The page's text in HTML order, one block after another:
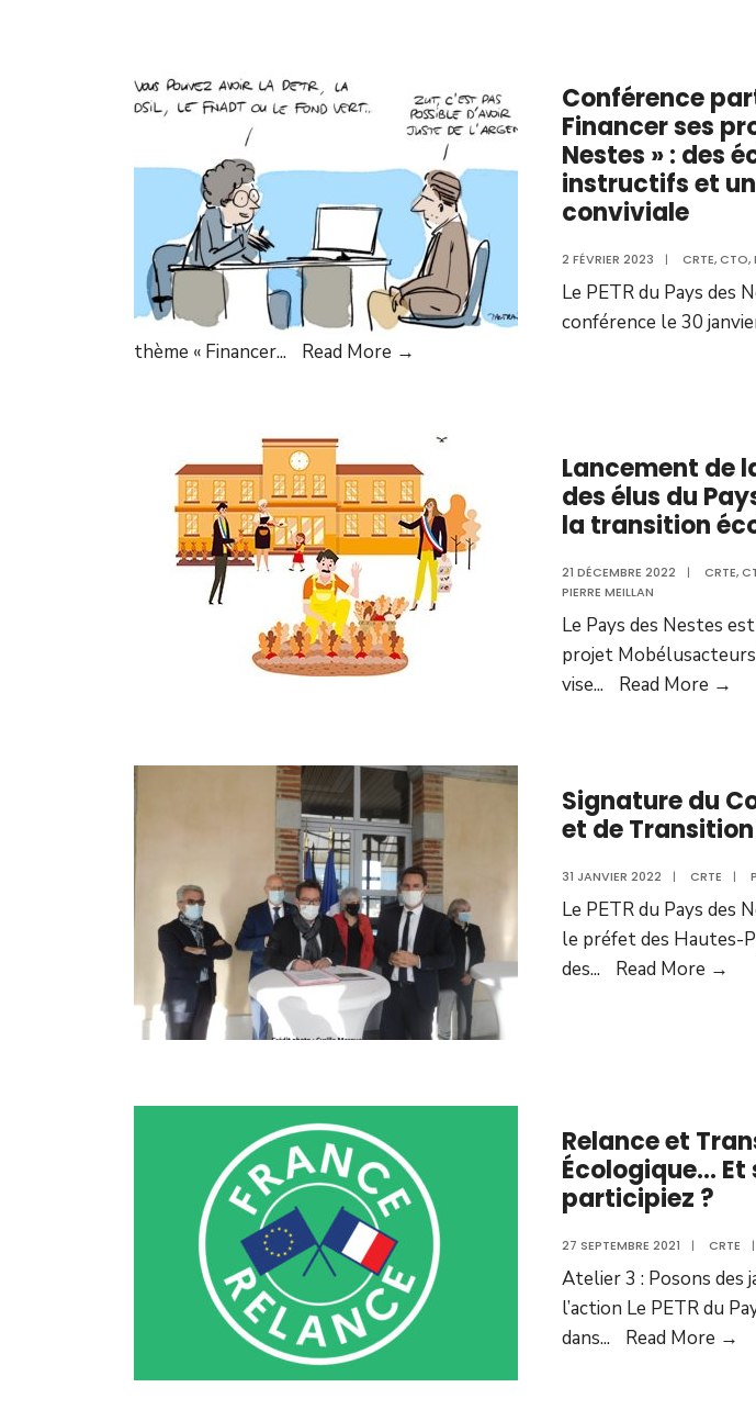
Conférence
Financer ses
Nestes » : des
instructifs et
conviviale
2 FÉVRIER 2023 | CRTE,CTO,
Le PETR du Pays des
conférence le 30
thème « Financer... Read More →
Lancement de
des élus du
la transition
21 DÉCEMBRE 2022 | CRTE,
PIERRE MEILLAN
Le Pays des Nestes
projet Mobélusacteurs
vise... Read More →
Signature du
et de
31 JANVIER 2022 | CRTE |
Le PETR du Pays des
le préfet des Hautes-
des... Read More →
Relance et
Écologique… Et
participiez ?
27 SEPTEMBRE 2021 | CRTE |
Atelier 3 : Posons des
l’action Le PETR du
dans... Read More →